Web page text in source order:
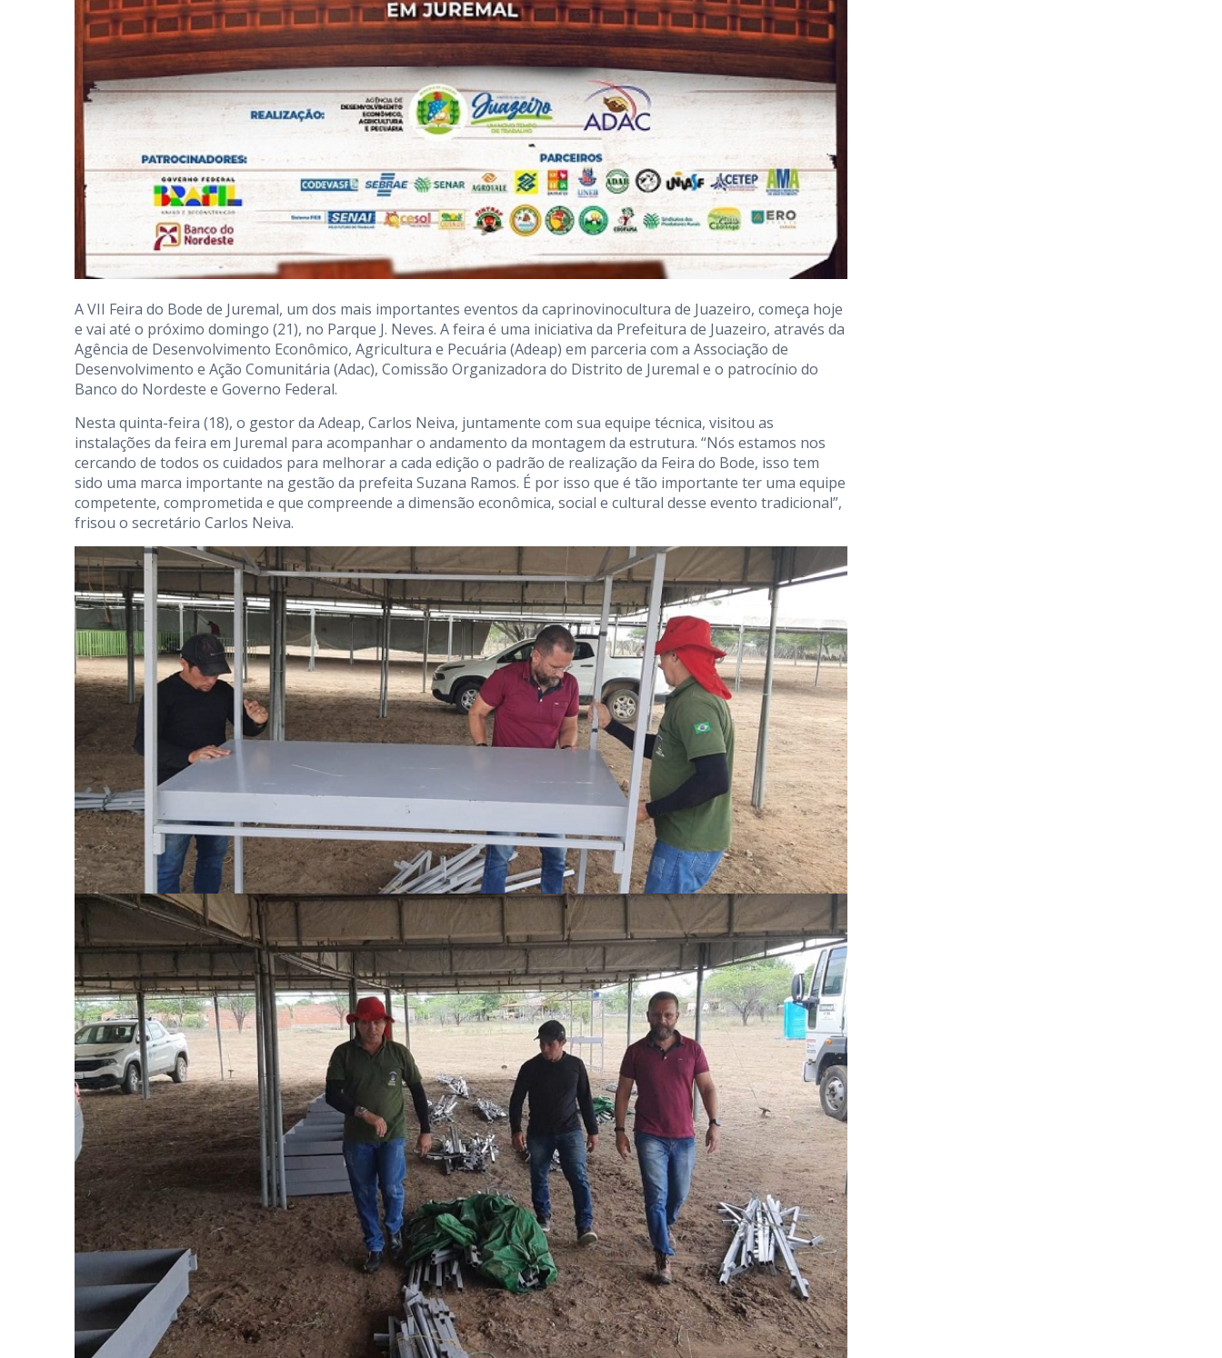
A VII Feira do Bode de Juremal, um dos mais importantes eventos da caprinovinocultura de Juazeiro, começa hoje
e vai até o próximo domingo (21), no Parque J. Neves. A feira é uma iniciativa da Prefeitura de Juazeiro, através da
Agência de Desenvolvimento Econômico, Agricultura e Pecuária (Adeap) em parceria com a Associação de
Desenvolvimento e Ação Comunitária (Adac), Comissão Organizadora do Distrito de Juremal e o patrocínio do
Banco do Nordeste e Governo Federal.
Nesta quinta-feira (18), o gestor da Adeap, Carlos Neiva, juntamente com sua equipe técnica, visitou as
instalações da feira em Juremal para acompanhar o andamento da montagem da estrutura. “Nós estamos nos
cercando de todos os cuidados para melhorar a cada edição o padrão de realização da Feira do Bode, isso tem
sido uma marca importante na gestão da prefeita Suzana Ramos. É por isso que é tão importante ter uma equipe
competente, comprometida e que compreende a dimensão econômica, social e cultural desse evento tradicional”,
frisou o secretário Carlos Neiva.